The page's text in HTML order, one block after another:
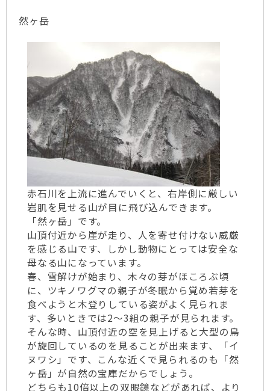
然ヶ岳
赤石川を上流に進んでいくと、右岸側に厳しい
岩肌を見せる山が目に飛び込んできます。
「然ヶ岳」です。
山頂付近から崖が走り、人を寄せ付けない威厳
を感じる山です、しかし動物にとっては安全な
母なる山になっています。
春、雪解けが始まり、木々の芽がほころぶ頃
に、ツキノワグマの親子が冬眠から覚め若芽を
食べようと木登りしている姿がよく見られま
す、多いときでは2～3組の親子が見られます。
そんな時、山頂付近の空を見上げると大型の鳥
が旋回しているのを見ることが出来ます、「イ
ヌワシ」です、こんな近くで見られるのも「然
ヶ岳」が自然の宝庫だからでしょう。
どちらも10倍以上の双眼鏡などがあれば、より